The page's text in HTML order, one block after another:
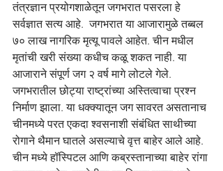
तंत्रज्ञान प्रयोगशाळेतून जगभरात पसरला हे
सर्वज्ञात सत्य आहे.  जगभरात या आजारामुळे तब्बल
७० लाख नागरिक मृत्यू पावले आहेत. चीन मधील
मृतांची खरी संख्या कधीच कळू शकत नाही. या
आजाराने संपूर्ण जग २ वर्ष मागे लोटले गेले.
जगभरातील छोट्या राष्ट्रांच्या अस्तित्वाचा प्रश्न
निर्माण झाला. या धक्क्यातून जग सावरत असतानाच
चीनमध्ये परत एकदा श्वसनाशी संबंधित साथीच्या
रोगाने थैमान घातले असल्याचे वृत्त बाहेर आले आहे.
चीन मध्ये हॉस्पिटल आणि कब्रस्तानाच्या बाहेर रांगा